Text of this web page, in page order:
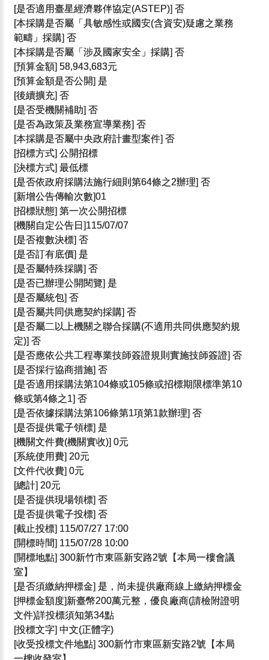
[是否適用臺星經濟夥伴協定(ASTEP)] 否
[本採購是否屬「具敏感性或國安(含資安)疑慮之業務
範疇」採購] 否
[本採購是否屬「涉及國家安全」採購] 否
[預算金額] 58,943,683元
[預算金額是否公開] 是
[後續擴充] 否
[是否受機關補助] 否
[是否為政策及業務宣導業務] 否
[本採購是否屬中央政府計畫型案件] 否
[招標方式] 公開招標
[決標方式] 最低標
[是否依政府採購法施行細則第64條之2辦理] 否
[新增公告傳輸次數]01
[招標狀態] 第一次公開招標
[機關自定公告日]115/07/07
[是否複數決標] 否
[是否訂有底價] 是
[是否屬特殊採購] 否
[是否已辦理公開閱覽] 是
[是否屬統包] 否
[是否屬共同供應契約採購] 否
[是否屬二以上機關之聯合採購(不適用共同供應契約規
定)] 否
[是否應依公共工程專業技師簽證規則實施技師簽證] 否
[是否採行協商措施] 否
[是否適用採購法第104條或105條或招標期限標準第10
條或第4條之1] 否
[是否依據採購法第106條第1項第1款辦理] 否
[是否提供電子領標] 是
[機關文件費(機關實收)] 0元
[系統使用費] 20元
[文件代收費] 0元
[總計] 20元
[是否提供現場領標] 否
[是否提供電子投標] 否
[截止投標] 115/07/27 17:00
[開標時間] 115/07/28 10:00
[開標地點] 300新竹市東區新安路2號【本局一樓會議
室】
[是否須繳納押標金] 是，尚未提供廠商線上繳納押標金
[押標金額度]新臺幣200萬元整，優良廠商(請檢附證明
文件)詳投標須知第34點
[投標文字] 中文(正體字)
[收受投標文件地點] 300新竹市東區新安路2號【本局